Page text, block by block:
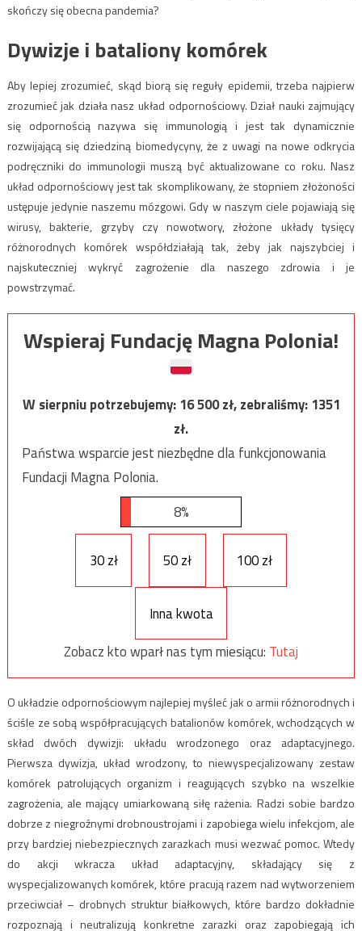
skończy się obecna pandemia?
Dywizje i bataliony komórek
Aby lepiej zrozumieć, skąd biorą się reguły epidemii, trzeba najpierw
zrozumieć jak działa nasz układ odpornościowy. Dział nauki zajmujący
się odpornością nazywa się immunologią i jest tak dynamicznie
rozwijającą się dziedziną biomedycyny, że z uwagi na nowe odkrycia
podręczniki do immunologii muszą być aktualizowane co roku. Nasz
układ odpornościowy jest tak skomplikowany, że stopniem złożoności
ustępuje jedynie naszemu mózgowi. Gdy w naszym ciele pojawiają się
wirusy, bakterie, grzyby czy nowotwory, złożone układy tysięcy
różnorodnych komórek współdziałają tak, żeby jak najszybciej i
najskuteczniej wykryć zagrożenie dla naszego zdrowia i je
powstrzymać.
Wspieraj Fundację Magna Polonia!
W sierpniu potrzebujemy:16 500zł, zebraliśmy:1351
zł.
Państwa wsparcie jest niezbędne dla funkcjonowania
Fundacji Magna Polonia.
8%
30 zł 50 zł 100 zł
Inna kwota
Zobacz kto wparł nas tym miesiącu: Tutaj
O układzie odpornościowym najlepiej myśleć jak o armii różnorodnych i
ściśle ze sobą współpracujących batalionów komórek, wchodzących w
skład dwóch dywizji: układu wrodzonego oraz adaptacyjnego.
Pierwsza dywizja, układ wrodzony, to niewyspecjalizowany zestaw
komórek patrolujących organizm i reagujących szybko na wszelkie
zagrożenia, ale mający umiarkowaną siłę rażenia. Radzi sobie bardzo
dobrze z niegroźnymi drobnoustrojami i zapobiega wielu infekcjom, ale
przy bardziej niebezpiecznych zarazkach musi wezwać pomoc. Wtedy
do akcji wkracza układ adaptacyjny, składający się z
wyspecjalizowanych komórek, które pracują razem nad wytworzeniem
przeciwciał – drobnych struktur białkowych, które bardzo dokładnie
rozpoznają i neutralizują konkretne zarazki oraz zapobiegają ich